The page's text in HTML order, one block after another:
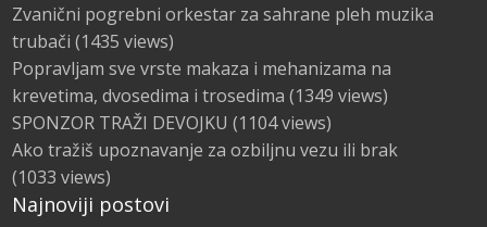
Zvanični pogrebni orkestar za sahrane pleh muzika
trubači (1435 views)
Popravljam sve vrste makaza i mehanizama na
krevetima, dvosedima i trosedima (1349 views)
SPONZOR TRAŽI DEVOJKU (1104 views)
Ako tražiš upoznavanje za ozbiljnu vezu ili brak
(1033 views)
Najnoviji postovi